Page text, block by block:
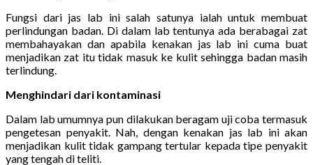
Fungsi dari jas lab ini salah satunya ialah untuk membuat
perlindungan badan. Di dalam lab tentunya ada berabagai zat
membahayakan dan apabila kenakan jas lab ini cuma buat
menjadikan zat itu tidak masuk ke kulit sehingga badan masih
terlindung.
Menghindari dari kontaminasi
Dalam lab umumnya pun dilakukan beragam uji coba termasuk
pengetesan penyakit. Nah, dengan kenakan jas lab ini akan
menjadikan kulit tidak gampang tertular kepada tipe penyakit
yang tengah di teliti.